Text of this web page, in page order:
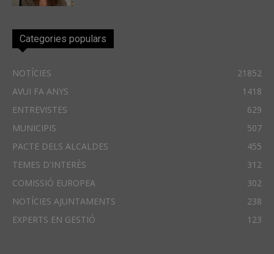
Categories populars
NOTÍCIES
21852
AVUI FA ANYS
1418
ENTREVISTES
629
MUNICIPIS
507
PACTE DELS ALCALDES
455
TEMES D'INTERÈS
312
COMISSIÓ EUROPEA
302
NOTÍCIES AJUNTAMENTS
238
EXPERTS EN GESTIÓ
123